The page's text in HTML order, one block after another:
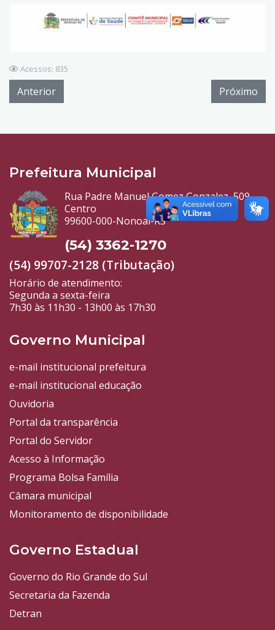
Acessos: 835
Anterior Próximo
Prefeitura Municipal
Rua Padre Manuel Gomez Gonzalez, 509
Centro
99600-000-Nonoai-RS
(54) 3362-1270
(54) 99707-2128 (Tributação)
Horário de atendimento:
Segunda a sexta-feira
7h30 às 11h30 - 13h00 às 17h30
Governo Municipal
e-mail institucional prefeitura
e-mail institucional educação
Ouvidoria
Portal da transparência
Portal do Servidor
Acesso à Informação
Programa Bolsa Família
Câmara municipal
Monitoramento de disponibilidade
Governo Estadual
Governo do Rio Grande do Sul
Secretaria da Fazenda
Detran